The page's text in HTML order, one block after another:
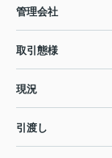
管理会社
取引態様
現況
引渡し